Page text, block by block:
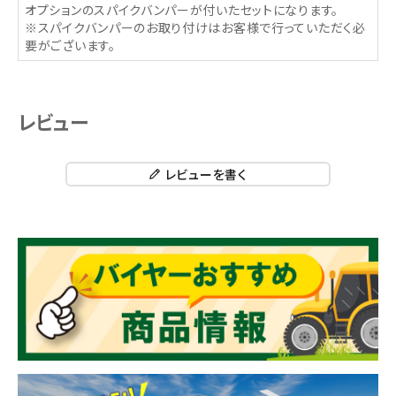
オプションのスパイクバンパーが付いたセットになります。
※スパイクバンパーのお取り付けはお客様で行っていただく必
要がございます。
レビュー
レビューを書く